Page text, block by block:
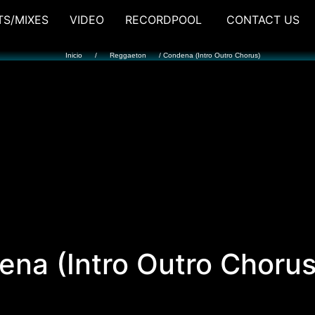
MIXES VIDEO RECORDPOOL CONTACT US
Inicio / Reggaeton / Condena (Intro Outro Chorus)
(Intro Outro